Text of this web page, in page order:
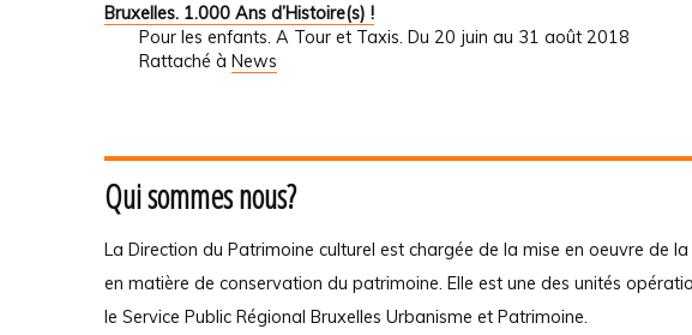
Bruxelles. 1.000 Ans d’Histoire(s) !
Pour les enfants. A Tour et Taxis. Du 20 juin au 31 août 2018
Rattaché à News
Qui sommes nous?
La Direction du Patrimoine culturel est chargée de la mise en oeuvre de
en matière de conservation du patrimoine. Elle est une des unités
le Service Public Régional Bruxelles Urbanisme et Patrimoine.